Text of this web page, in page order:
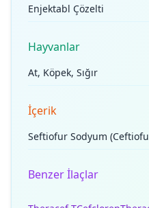
Enjektabl Çözelti
Hayvanlar
At, Köpek, Sığır
İçerik
Seftiofur Sodyum
Benzer İlaçlar